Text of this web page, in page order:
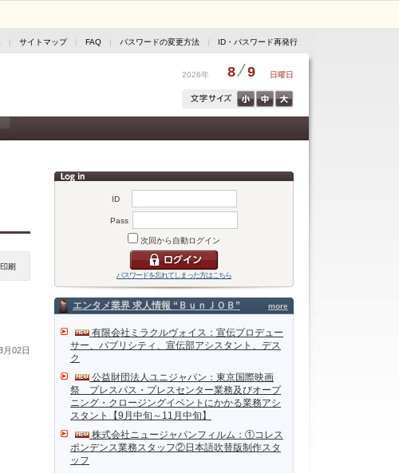
| サイトマップ| FAQ | パスワードの変更方法 | ID・パスワード再発行
2026年 8 9 日曜日
ID
Pass
次回から自動ログイン
パスワードを忘れてしまった方はこちら
more
エンタメ業界 求人情報 “ＢｕｎＪＯＢ”
有限会社ミラクルヴォイス：宣伝プロデュー
サー、パブリシティ、宣伝部アシスタント、デス
ク
公益財団法人ユニジャパン：東京国際映画
祭 プレスパス・プレスセンター業務及びオープ
ニング・クロージングイベントにかかる業務アシ
スタント【9月中旬～11月中旬】
株式会社ニュージャパンフィルム：①コレス
ポンデンス業務スタッフ②日本語吹替版制作スタ
ッフ
月02日